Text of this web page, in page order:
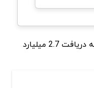
2 دیدگاه در “متهم شدن دو کووان به دریافت 2.7 میلیارد